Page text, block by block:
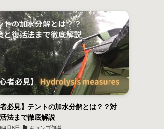
者必見】テントの加水分解とは？？対
法まで徹底解説
4月6日 キャンプ知識